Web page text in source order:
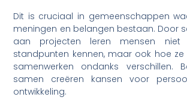
Dit is cruciaal in gemeenschappen
meningen en belangen bestaan. Door
aan projecten leren mensen niet
standpunten kennen, maar ook hoe ze
samenwerken ondanks verschillen.
samen creëren kansen voor
ontwikkeling.